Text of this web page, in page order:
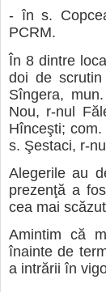
- în s.
PCRM.
În 8 dintre
doi de
Sîngera,
Nou, r-nul
Hînceşti;
s. Şestaci, r-
Alegerile au
prezenţă a
cea mai
Amintim că
înainte de
a intrării în